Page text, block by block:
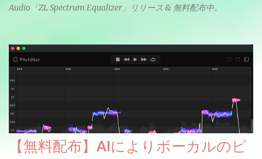
Audio「ZL Spectrum Equalizer」リリース & 無料配布中。
【無料配布】AIによりボーカルのピ